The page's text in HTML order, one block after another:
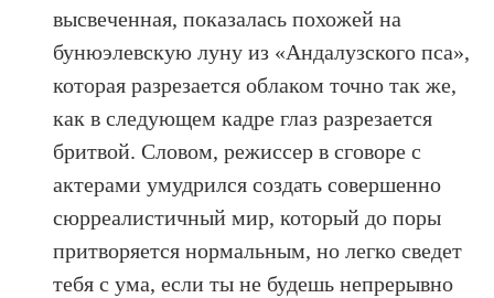
высвеченная, показалась похожей на
бунюэлевскую луну из «Андалузского пса»,
которая разрезается облаком точно так же,
как в следующем кадре глаз разрезается
бритвой. Словом, режиссер в сговоре с
актерами умудрился создать совершенно
сюрреалистичный мир, который до поры
притворяется нормальным, но легко сведет
тебя с ума, если ты не будешь непрерывно